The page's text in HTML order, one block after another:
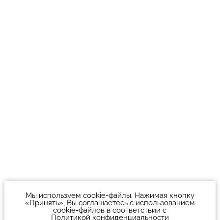
Мы используем cookie-файлы. Нажимая кнопку
«Принять», Вы соглашаетесь с использованием
cookie-файлов в соответствии с
Политикой конфиденциальности